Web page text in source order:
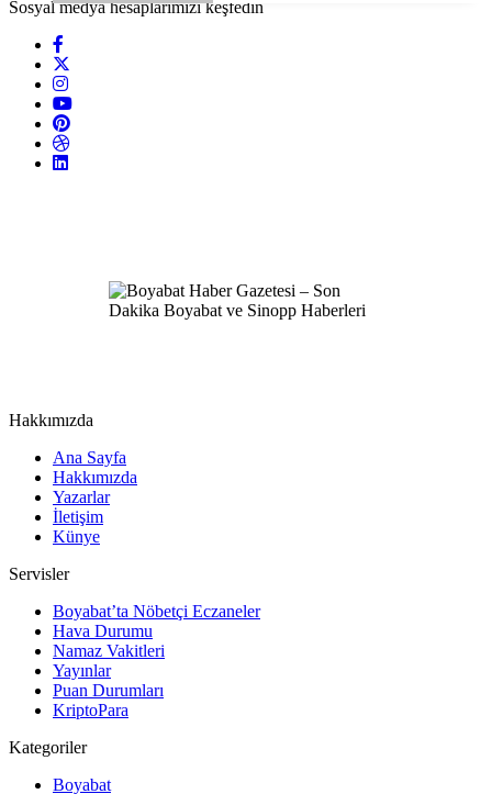
Sosyal medya hesaplarımızı keşfedin
Hakkımızda
Ana Sayfa
Hakkımızda
Yazarlar
İletişim
Künye
Servisler
Boyabat’ta Nöbetçi Eczaneler
Hava Durumu
Namaz Vakitleri
Yayınlar
Puan Durumları
KriptoPara
Kategoriler
Boyabat